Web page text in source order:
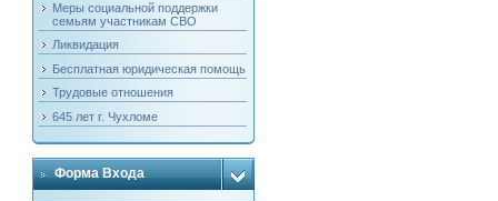
Меры социальной поддержки
семьям участникам СВО
Ликвидация
Бесплатная юридическая помощь
Трудовые отношения
645 лет г. Чухломе
Форма Входа